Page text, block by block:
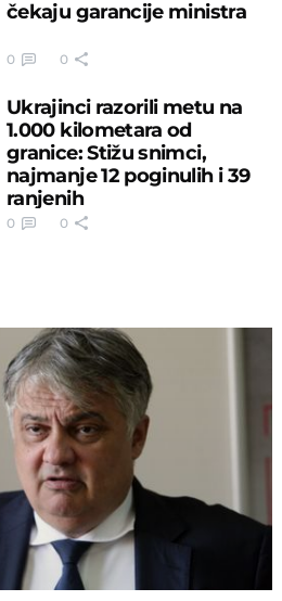
čekaju garancije ministra
0 0
Ukrajinci razorili metu na
1.000 kilometara od
granice: Stižu snimci,
najmanje 12 poginulih i 39
ranjenih
0 0